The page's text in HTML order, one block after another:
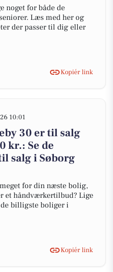
noget for både de
Læs med her og
der passer til dig eller
Kopiér link
10:01
30 er til salg
kr.: Se de
salg i Søborg
for din næste bolig,
et håndværkertilbud? Lige
billigste boliger i
Kopiér link